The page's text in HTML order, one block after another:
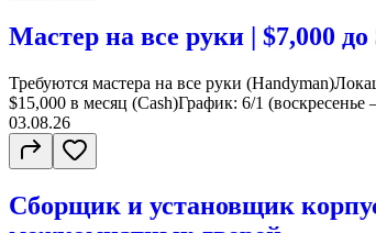
Мастер на все руки | $7,000
Требуются мастера на все руки
$15,000 в месяц (Cash)График: 6/1
03.08.26
Сборщик и установщик